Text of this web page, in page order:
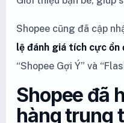
Shopee cũng đã cập
lệ đánh giá tích cực ổn
“Shopee Gợi Ý” và
Shopee đã
hàng trung